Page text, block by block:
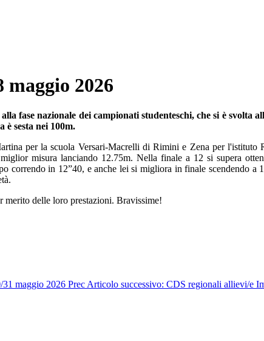
2026
fase nazionale dei campionati studenteschi, che si è svolta
è sesta nei 100m.
per la scuola Versari-Macrelli di Rimini e Zena per l'istituto
misura lanciando 12.75m. Nella finale a 12 si supera
correndo in 12”40, e anche lei si migliora in finale scendendo a
delle loro prestazioni. Bravissime!
31 maggio 2026 Prec Articolo successivo: CDS regionali allievi/e